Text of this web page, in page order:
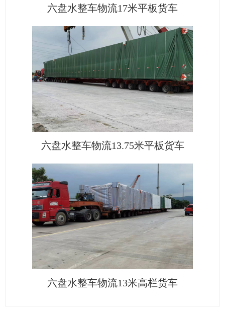
六盘水整车物流17米平板货车
六盘水整车物流13.75米平板货车
六盘水整车物流13米高栏货车